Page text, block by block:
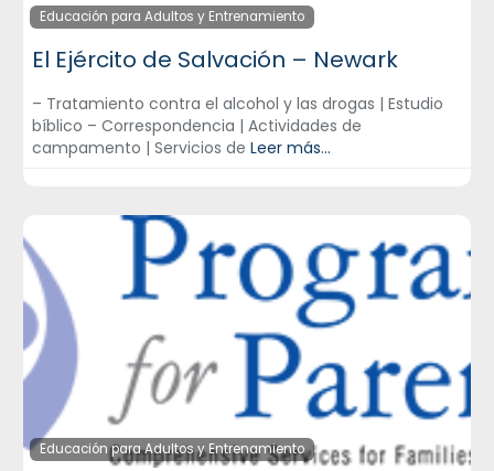
Educación para Adultos y Entrenamiento
El Ejército de Salvación – Newark
– Tratamiento contra el alcohol y las drogas | Estudio
bíblico – Correspondencia | Actividades de
campamento | Servicios de Leer más...
Educación para Adultos y Entrenamiento